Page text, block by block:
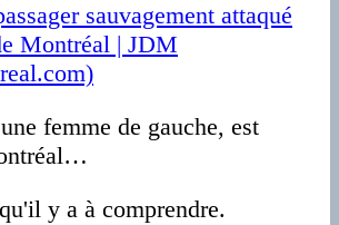
sauvagement attaqué
Montréal | JDM
femme de gauche, est
y a à comprendre.